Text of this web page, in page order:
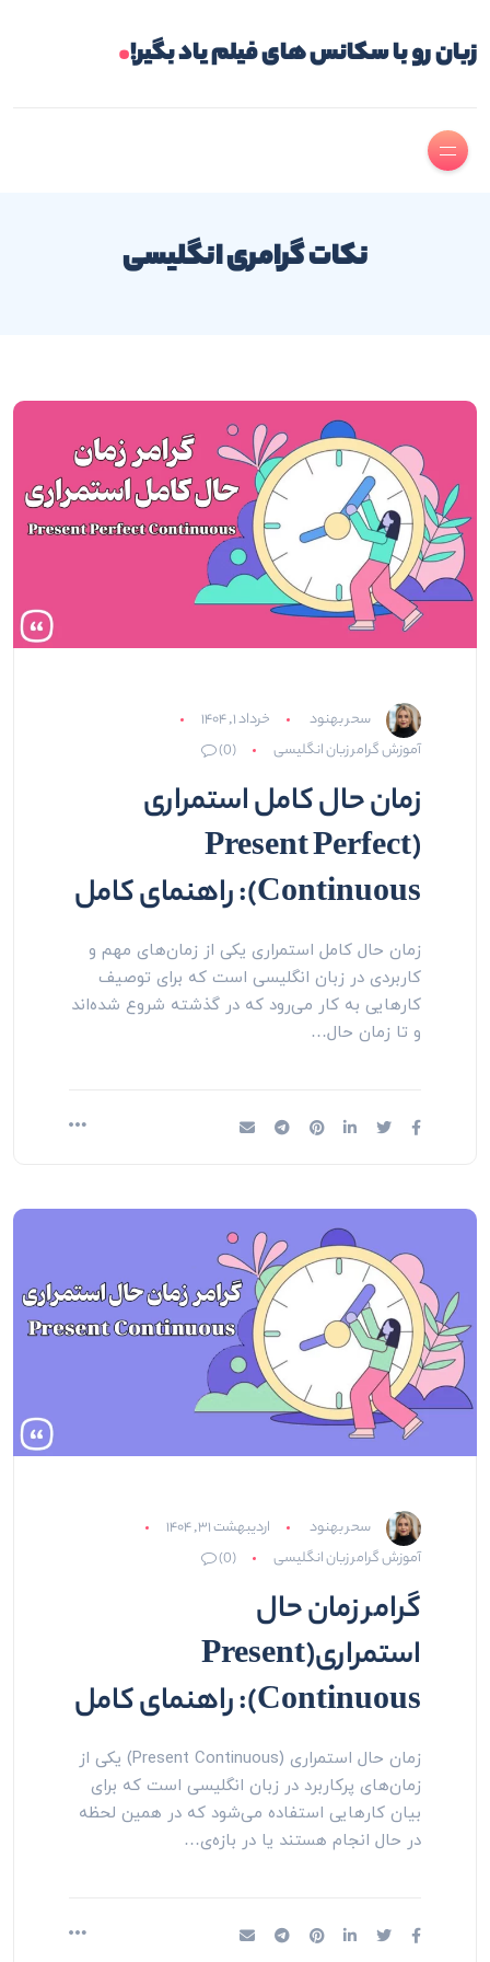
زبان رو با سکانس های فیلم یاد بگیر!.
نکات گرامری انگلیسی
سحر بهنود
خرداد ۱, ۱۴۰۴
آموزش گرامر زبان انگلیسی
(0)
زمان حال کامل استمراری
(Present Perfect
Continuous): راهنمای کامل
زمان حال کامل استمراری یکی از زمان‌های مهم و
کاربردی در زبان انگلیسی است که برای توصیف
کارهایی به کار می‌رود که در گذشته شروع شده‌اند
و تا زمان حال…
سحر بهنود
اردیبهشت ۳۱, ۱۴۰۴
آموزش گرامر زبان انگلیسی
(0)
گرامر زمان حال
استمراری(Present
Continuous): راهنمای کامل
زمان حال استمراری (Present Continuous) یکی از
زمان‌های پرکاربرد در زبان انگلیسی است که برای
بیان کارهایی استفاده می‌شود که در همین لحظه
در حال انجام هستند یا در بازه‌ی…